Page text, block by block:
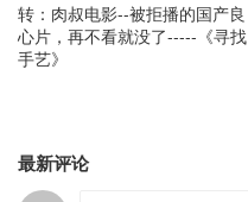
转：肉叔电影--被拒播的国产良
心片，再不看就没了-----《寻找
手艺》
最新评论